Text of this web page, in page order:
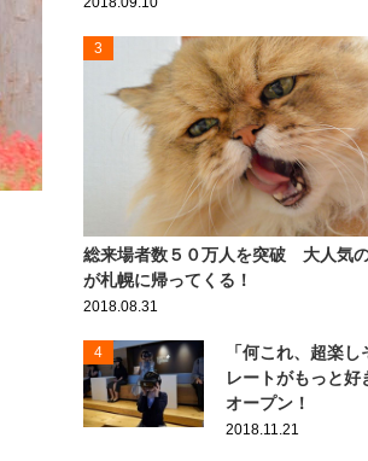
3
総来場者数５０万人を突破 大人気の
が札幌に帰ってくる！
2018.08.31
4
「何これ、超楽
レートがもっと好
オープン！
2018.11.21